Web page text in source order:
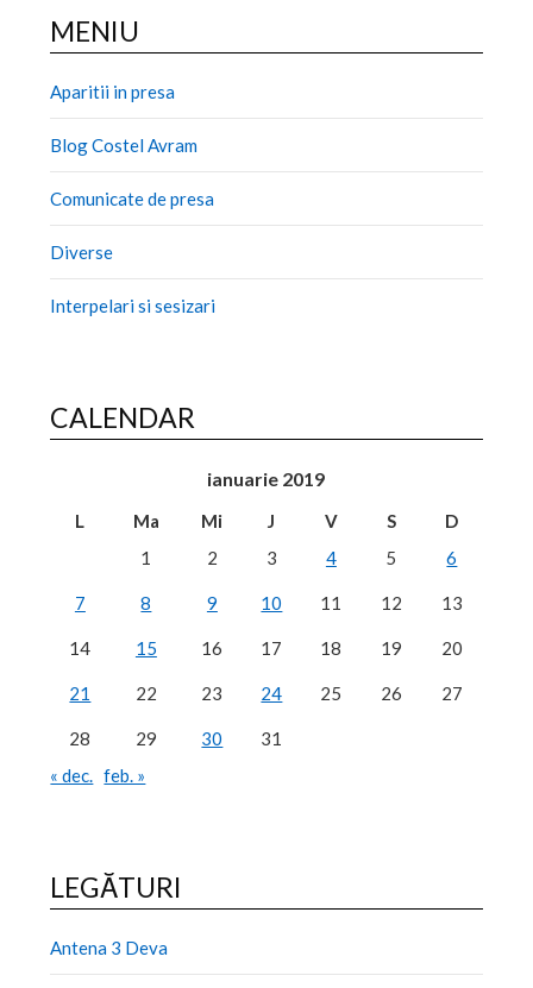
MENIU
Aparitii in presa
Blog Costel Avram
Comunicate de presa
Diverse
Interpelari si sesizari
CALENDAR
ianuarie 2019
L Ma Mi J V S
D
1
2 3 4 5 6
7 8 9 10 11 12 13
14 15 16 17 18 19 20
21 22 23 24 25 26 27
28 29 30
31
« dec. feb. »
LEGĂTURI
Antena 3 Deva